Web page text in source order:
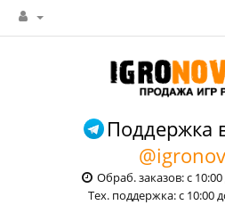
Поддержка
Обраб. заказов: с
Тех. поддержка: с 10:00